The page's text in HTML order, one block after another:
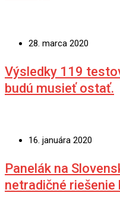
28. marca 2020
Výsledky 119
budú musieť ostať.
16. januára 2020
Panelák na
netradičné riešenie